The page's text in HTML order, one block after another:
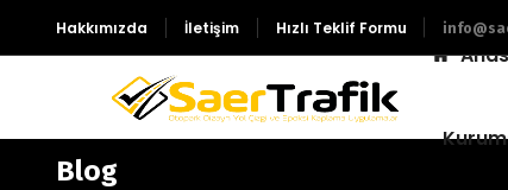
Hakkımızda İletişim Hızlı Teklif Formu
Blog